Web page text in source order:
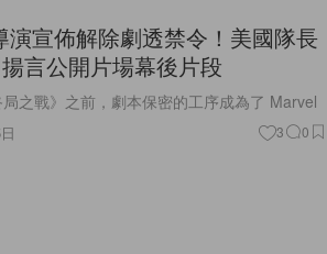
演宣佈解除劇透禁令！美國隊長
言公開片場幕後片段
之戰》之前，劇本保密的工序成為了 Marvel
3 0